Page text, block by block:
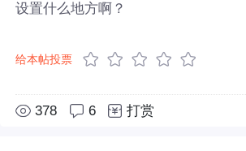
设置什么地方啊？
给本帖投票
378 6 打赏